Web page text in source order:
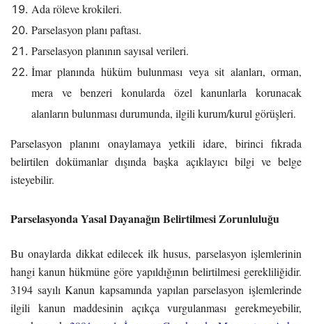
Ada röleve krokileri.
Parselasyon planı paftası.
Parselasyon planının sayısal verileri.
İmar planında hüküm bulunması veya sit alanları, orman,
mera ve benzeri konularda özel kanunlarla korunacak
alanların bulunması durumunda, ilgili kurum/kurul görüşleri.
Parselasyon planını onaylamaya yetkili idare, birinci fıkrada
belirtilen dokümanlar dışında başka açıklayıcı bilgi ve belge
isteyebilir.
Parselasyonda Yasal Dayanağın Belirtilmesi Zorunluluğu
Bu onaylarda dikkat edilecek ilk husus, parselasyon işlemlerinin
hangi kanun hükmüne göre yapıldığının belirtilmesi gerekliliğidir.
3194 sayılı Kanun kapsamında yapılan parselasyon işlemlerinde
ilgili kanun maddesinin açıkça vurgulanması gerekmeyebilir,